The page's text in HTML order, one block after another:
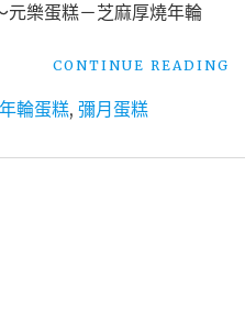
元樂蛋糕－芝麻厚燒年輪
CONTINUE READING
年
輪蛋糕, 彌月蛋糕